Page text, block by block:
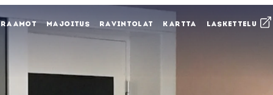
MAJOITUS RAVINTOLAT KARTTA LASKETTELU